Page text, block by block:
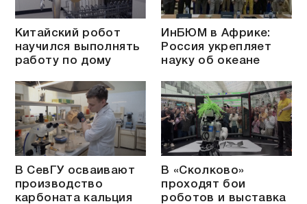
Китайский робот
научился выполнять
работу по дому
ИнБЮМ в Африке:
Россия укрепляет
науку об океане
В СевГУ осваивают
производство
карбоната кальция
В «Сколково»
проходят бои
роботов и выставка